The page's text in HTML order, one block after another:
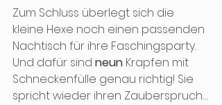
Zum Schluss überlegt sich die
kleine Hexe noch einen passenden
Nachtisch für ihre Faschingsparty.
Und dafür sind neun Krapfen mit
Schneckenfülle genau richtig! Sie
spricht wieder ihren Zauberspruch…